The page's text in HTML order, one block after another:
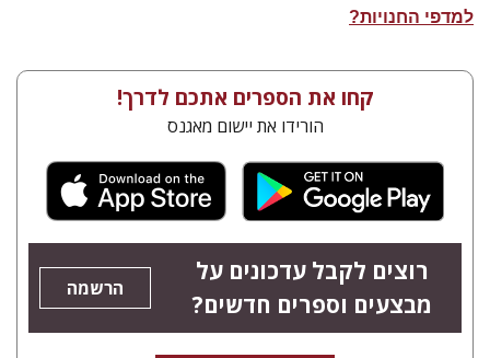
למדפי החנויות?
קחו את הספרים אתכם לדרך!
הורידו את יישום מאגנס
רוצים לקבל עדכונים על
מבצעים וספרים חדשים?
הרשמה